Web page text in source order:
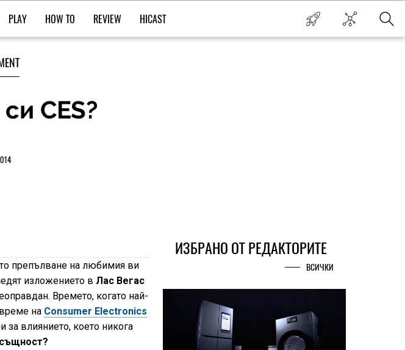
PLAY HOW TO REVIEW HICAST
CES?
препълване на любимия ви
изложението в Лас Вегас
Времето, когато най-
на Consumer Electronics
за влиянието, което никога
ИЗБРАНО ОТ РЕДАКТОРИТЕ
ВСИЧКИ